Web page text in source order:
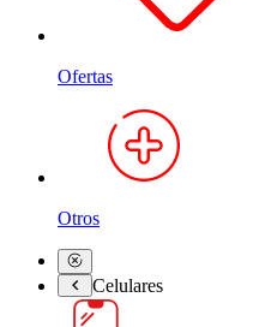
Ofertas
Otros
Celulares